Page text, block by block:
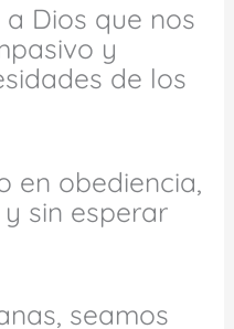
Dios que nos
y
de los
en obediencia,
sin esperar
seamos